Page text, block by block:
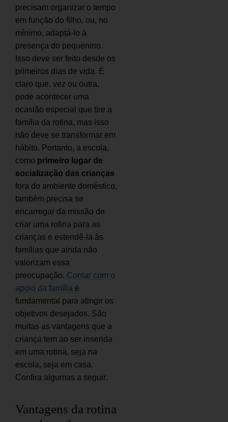
precisam organizar o tempo
em função do filho, ou, no
mínimo, adaptá-lo à
presença do pequenino.
Isso deve ser feito desde os
primeiros dias de vida. É
claro que, vez ou outra,
pode acontecer uma
ocasião especial que tire a
família da rotina, mas isso
não deve se transformar em
hábito. Portanto, a escola,
como primeiro lugar de
socialização das crianças
fora do ambiente doméstico,
também precisa se
encarregar da missão de
criar uma rotina para as
crianças e estendê-la às
famílias que ainda não
valorizam essa
preocupação. Contar com o
apoio da família é
fundamental para atingir os
objetivos desejados. São
muitas as vantagens que a
criança tem ao ser inserida
em uma rotina, seja na
escola, seja em casa.
Confira algumas a seguir.
Vantagens da rotina